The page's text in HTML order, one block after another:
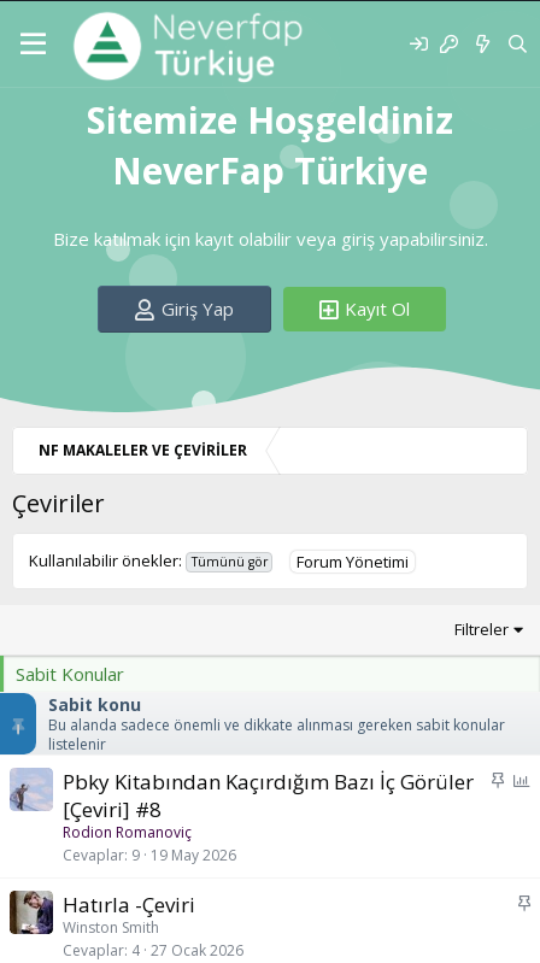
Sitemize Hoşgeldiniz
NeverFap Türkiye
Bize katılmak için kayıt olabilir veya giriş yapabilirsiniz.
Giriş Yap Kayıt Ol
NF MAKALELER VE ÇEVİRİLER
Çeviriler
Kullanılabilir önekler: Tümünü gör Forum Yönetimi
Filtreler
Sabit Konular
Sabit konu
Bu alanda sadece önemli ve dikkate alınması gereken sabit konular
listelenir
S
Pbky Kitabından Kaçırdığım Bazı İç Görüler
[Çeviri] #8
Rodion Romanoviç
Cevaplar 9 19 May 2026
S
Hatırla -Çeviri
Winston Smith
Cevaplar 4 27 Ocak 2026